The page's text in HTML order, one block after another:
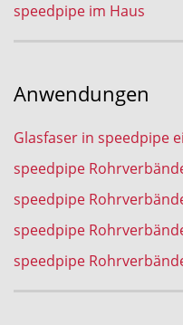
speedpipe im Haus
Anwendungen
Glasfaser in speedpipe
speedpipe
speedpipe
speedpipe
speedpipe